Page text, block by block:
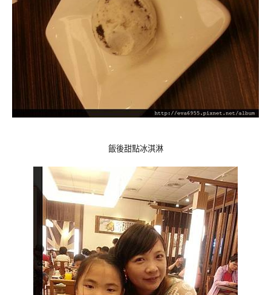
飯後甜點冰淇淋